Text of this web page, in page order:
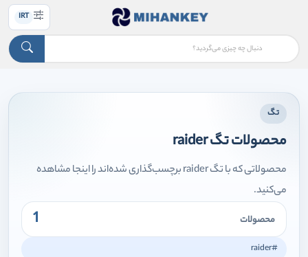
IRT
تگ
محصولات تگ raider
محصولاتی که با تگ raider برچسب‌گذاری شده‌اند را اینجا مشاهده
می‌کنید.
محصولات 1
#raider